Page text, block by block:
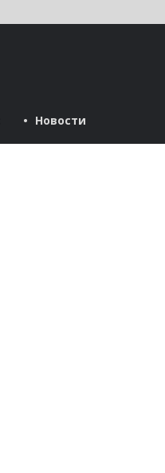
Новости